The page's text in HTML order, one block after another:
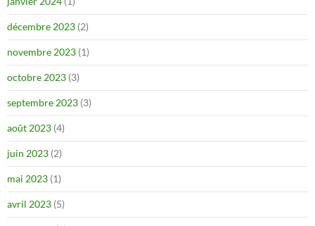
décembre 2023 (2)
novembre 2023 (1)
octobre 2023 (3)
septembre 2023 (3)
août 2023 (4)
juin 2023 (2)
mai 2023 (1)
avril 2023 (5)